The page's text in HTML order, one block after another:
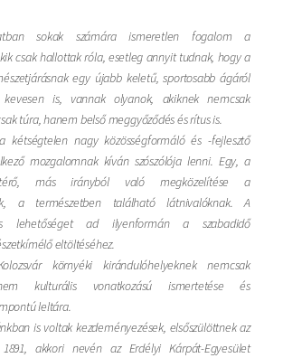
sokak számára ismeretlen fogalom a
csak hallottak róla, esetleg annyit tudnak, hogy a
egy újabb keletű, sportosabb ágáról
is, vannak olyanok, akiknek nemcsak
túra, hanem belső meggyőződés és rítus is.
kétségtelen nagy közösségformáló és -fejlesztő
mozgalomnak kíván szószólója lenni. Egy, a
más irányból való megközelítése a
a természetben található látnivalóknak. A
lehetőséget ad ilyenformán a szabadidő
eltöltéséhez.
környéki kirándulóhelyeknek nemcsak
kulturális vonatkozású ismertetése és
leltára.
is voltak kezdeményezések, elsőszülöttnek az
akkori nevén az Erdélyi Kárpát-Egyesület